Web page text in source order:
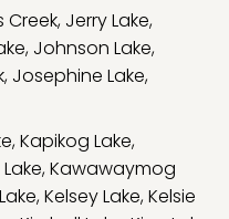
Creek, Jerry Lake,
, Johnson Lake,
, Josephine Lake,
,Kapikog Lake,
,Kawawaymog
,Kelsey Lake,Kelsie